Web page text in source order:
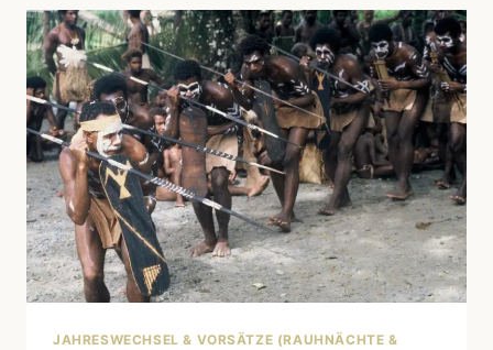
JAHRESWECHSEL & VORSÄTZE (RAUHNÄCHTE &